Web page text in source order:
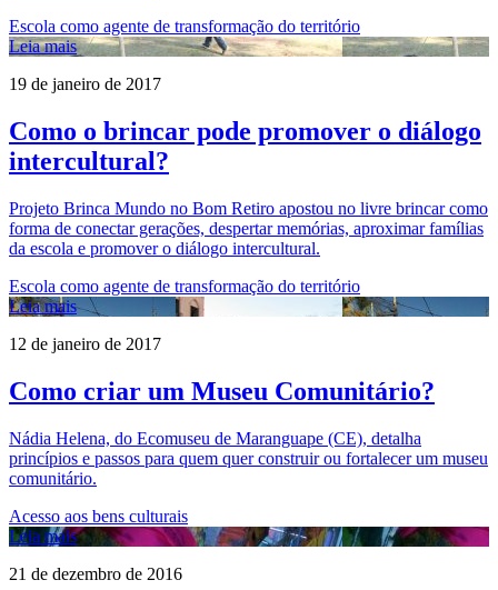
Escola como agente de transformação do território
Leia mais
19 de janeiro de 2017
Como o brincar pode promover o diálogo
intercultural?
Projeto Brinca Mundo no Bom Retiro apostou no livre brincar como
forma de conectar gerações, despertar memórias, aproximar famílias
da escola e promover o diálogo intercultural.
Escola como agente de transformação do território
Leia mais
12 de janeiro de 2017
Como criar um Museu Comunitário?
Nádia Helena, do Ecomuseu de Maranguape (CE), detalha
princípios e passos para quem quer construir ou fortalecer um museu
comunitário.
Acesso aos bens culturais
Leia mais
21 de dezembro de 2016